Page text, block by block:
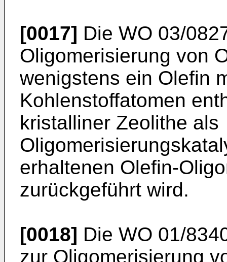
[0017] Die WO 03/
Oligomerisierung von
wenigstens ein Olefin
Kohlenstoffatomen
kristalliner Zeolithe als
erhaltenen Olefin-
zurückgeführt wird.
[0018] Die WO 01/
zur Oligomerisierung